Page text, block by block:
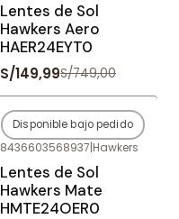
Lentes de Sol
Hawkers Aero
HAER24EYT0
S/149,99S/749,00
-80%OFF
Agotado
Disponible bajo pedido
8436603568937|Hawkers
Lentes de Sol
Hawkers Mate
HMTE24OER0